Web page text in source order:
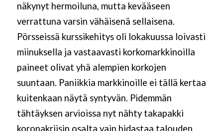
näkynyt hermoiluna, mutta kevääseen
verrattuna varsin vähäisenä sellaisena.
Pörsseissä kurssikehitys oli lokakuussa loivasti
miinuksella ja vastaavasti korkomarkkinoilla
paineet olivat yhä alempien korkojen
suuntaan. Paniikkia markkinoille ei tällä kertaa
kuitenkaan näytä syntyvän. Pidemmän
tähtäyksen arvioissa nyt nähty takapakki
koronakriisin osalta vain hidastaa talouden